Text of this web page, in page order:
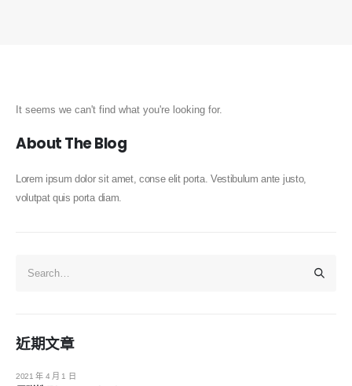
It seems we can't find what you're looking for.
About The Blog
Lorem ipsum dolor sit amet, conse elit porta. Vestibulum ante justo,
volutpat quis porta diam.
近期文章
2021 年 4 月 1 日